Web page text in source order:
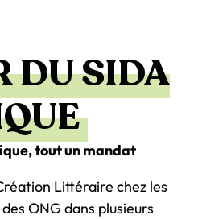
DU SIDA
tout un mandat
Littéraire chez les
ONG dans plusieurs